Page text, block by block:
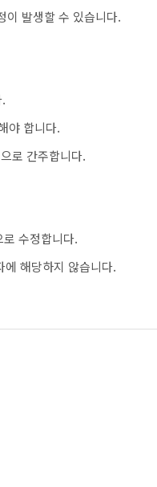
이 발생할 수 있습니다.
야 합니다.
로 간주합니다.
수정합니다.
에 해당하지 않습니다.